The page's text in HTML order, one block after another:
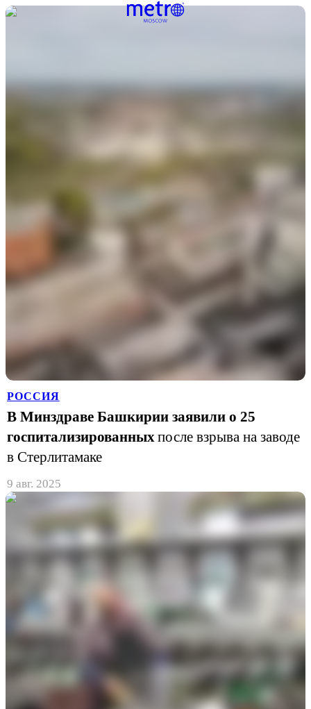
РОССИЯ
В Минздраве Башкирии заявили о 25
госпитализированных после взрыва на заводе
в Стерлитамаке
9 авг. 2025